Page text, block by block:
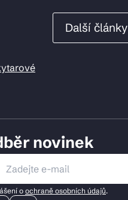
Další články
novinek
o ochraně osobních údajů.